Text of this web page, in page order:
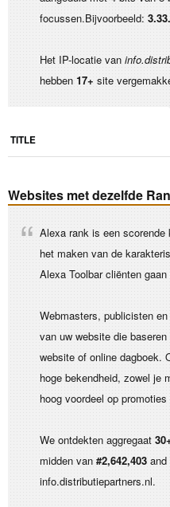
focussen.Bijvoorbeeld:
Het IP-locatie van
hebben 17+ site
TITLE
Websites met dezelfde
Alexa rank is een
het maken van de
Alexa Toolbar cliënten
Webmasters, publicisten
van uw website die
website of online dagboek.
hoge bekendheid, zowel je
hoog voordeel op
We ontdekten aggregaat
midden van #2,642,403 and
info.distributiepartners.nl.